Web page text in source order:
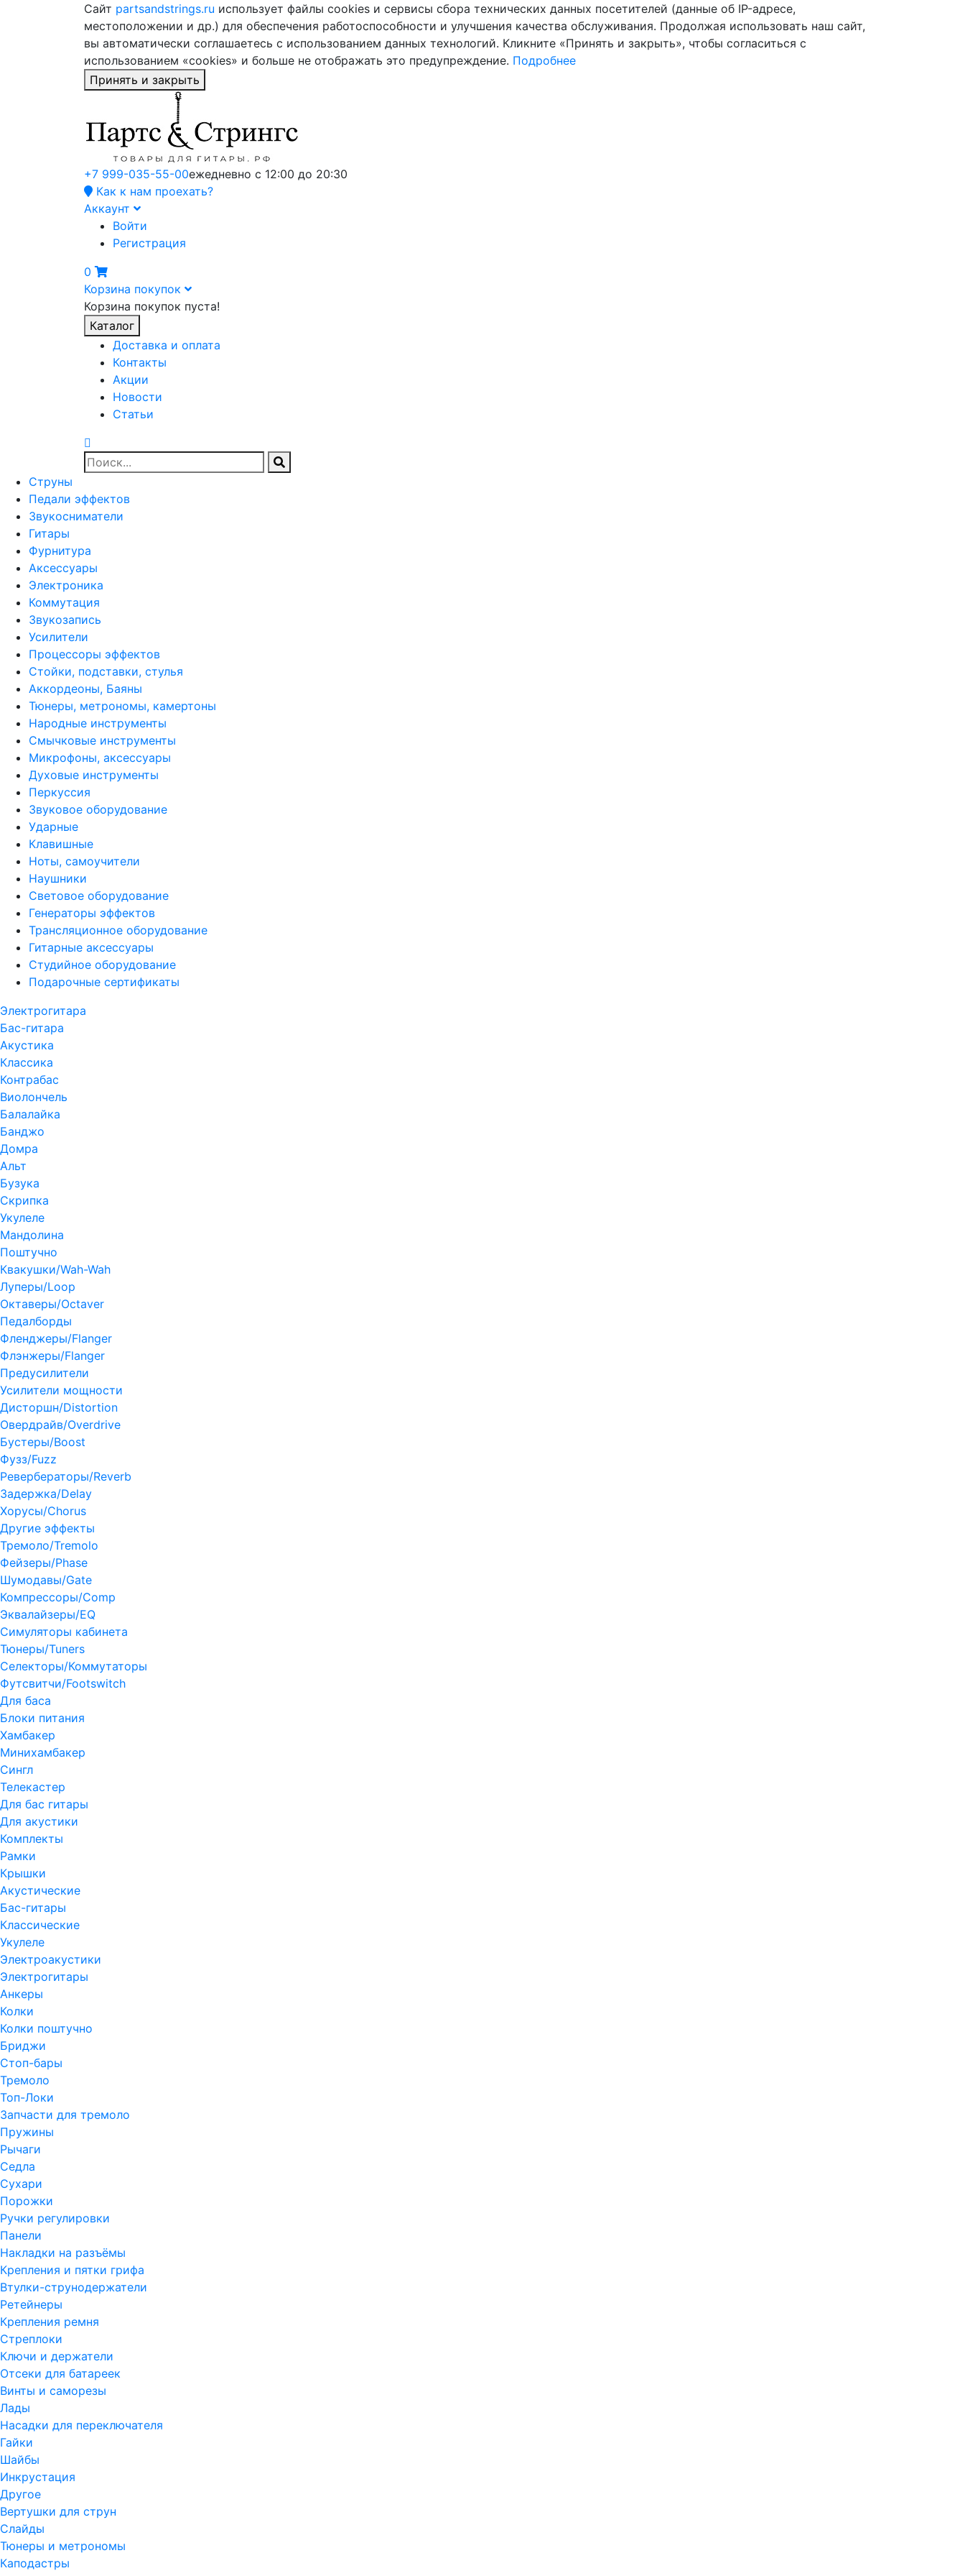
Сайт partsandstrings.ru использует файлы cookies и сервисы сбора технических данных посетителей (данные об IP-адресе,
местоположении и др.) для обеспечения работоспособности и улучшения качества обслуживания. Продолжая использовать наш сайт,
вы автоматически соглашаетесь с использованием данных технологий. Кликните «Принять и закрыть», чтобы согласиться с
использованием «cookies» и больше не отображать это предупреждение. Подробнее
Принять и закрыть
+7 999-035-55-00ежедневно с 12:00 до 20:30
Как к нам проехать?
Аккаунт
Войти
Регистрация
0
Корзина покупок
Корзина покупок пуста!
Каталог
Доставка и оплата
Контакты
Акции
Новости
Статьи
Струны
Педали эффектов
Звукосниматели
Гитары
Фурнитура
Аксессуары
Электроника
Коммутация
Звукозапись
Усилители
Процессоры эффектов
Стойки, подставки, стулья
Аккордеоны, Баяны
Тюнеры, метрономы, камертоны
Народные инструменты
Смычковые инструменты
Микрофоны, аксессуары
Духовые инструменты
Перкуссия
Звуковое оборудование
Ударные
Клавишные
Ноты, самоучители
Наушники
Световое оборудование
Генераторы эффектов
Трансляционное оборудование
Гитарные аксессуары
Студийное оборудование
Подарочные сертификаты
Электрогитара
Бас-гитара
Акустика
Классика
Контрабас
Виолончель
Балалайка
Банджо
Домра
Альт
Бузука
Скрипка
Укулеле
Мандолина
Поштучно
Квакушки/Wah-Wah
Луперы/Loop
Октаверы/Octaver
Педалборды
Фленджеры/Flanger
Флэнжеры/Flanger
Предусилители
Усилители мощности
Дисторшн/Distortion
Овердрайв/Overdrive
Бустеры/Boost
Фузз/Fuzz
Ревербераторы/Reverb
Задержка/Delay
Хорусы/Chorus
Другие эффекты
Тремоло/Tremolo
Фейзеры/Phase
Шумодавы/Gate
Компрессоры/Comp
Эквалайзеры/EQ
Симуляторы кабинета
Тюнеры/Tuners
Селекторы/Коммутаторы
Футсвитчи/Footswitch
Для баса
Блоки питания
Хамбакер
Минихамбакер
Сингл
Телекастер
Для бас гитары
Для акустики
Комплекты
Рамки
Крышки
Акустические
Бас-гитары
Классические
Укулеле
Электроакустики
Электрогитары
Анкеры
Колки
Колки поштучно
Бриджи
Стоп-бары
Тремоло
Топ-Локи
Запчасти для тремоло
Пружины
Рычаги
Седла
Сухари
Порожки
Ручки регулировки
Панели
Накладки на разъёмы
Крепления и пятки грифа
Втулки-струнодержатели
Ретейнеры
Крепления ремня
Стреплоки
Ключи и держатели
Отсеки для батареек
Винты и саморезы
Лады
Насадки для переключателя
Гайки
Шайбы
Инкрустация
Другое
Вертушки для струн
Слайды
Тюнеры и метрономы
Каподастры